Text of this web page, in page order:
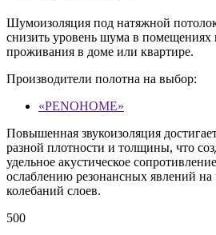
Шумоизоляция под натяжной потолок
снизить уровень шума в
проживания в доме или квартире.
Производители полотна на выбор:
«PENOHOME»
Повышенная звукоизоляция
разной плотности и толщины, что
удельное акустическое
ослаблению резонансных явлений на
колебаний слоев.
500